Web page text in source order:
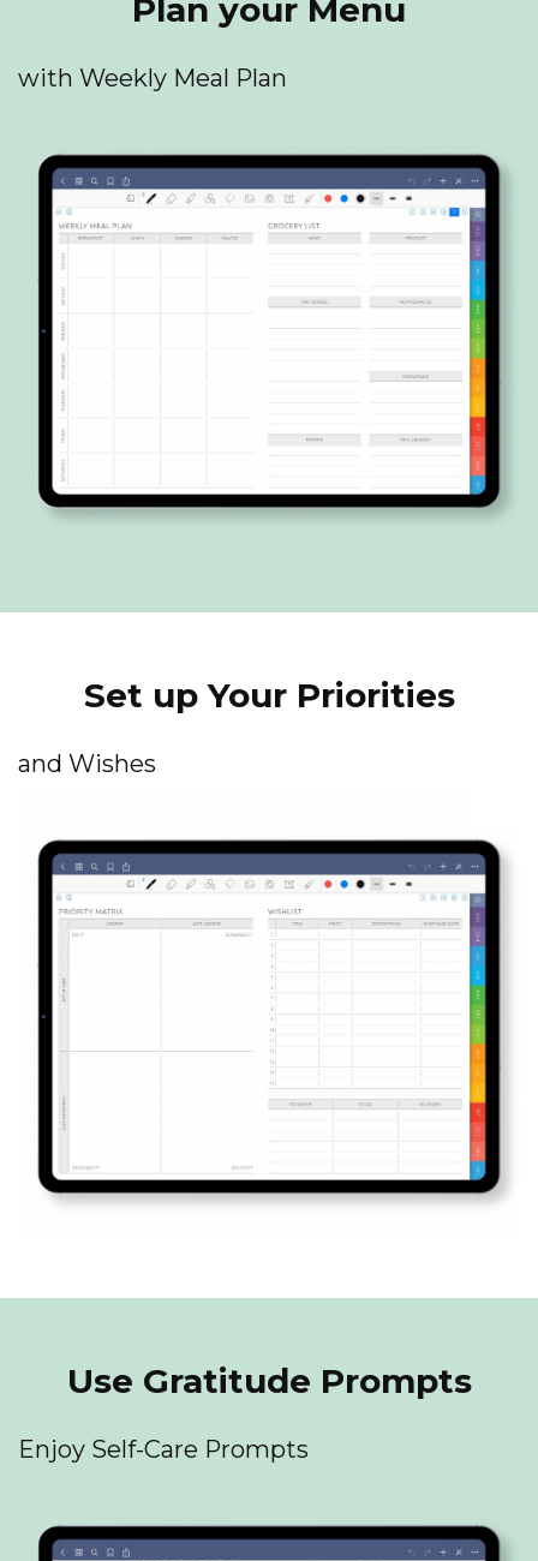
Plan your Menu
with Weekly Meal Plan
Set up Your Priorities
and Wishes
Use Gratitude Prompts
Enjoy Self-Care Prompts